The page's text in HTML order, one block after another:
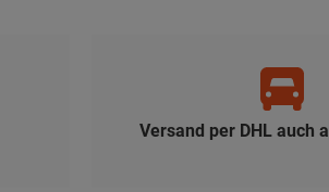
Versand per DHL auch